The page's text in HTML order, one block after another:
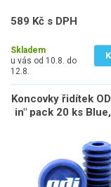
589 Kč s DPH
Skladem
u vás od 10.8. do
12.8.
Koncovky řidítek
in" pack 20 ks